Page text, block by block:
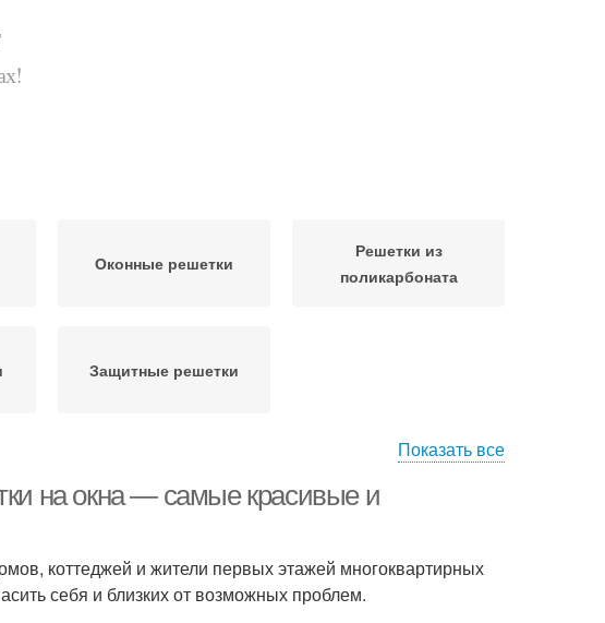
Оконные решетки
Решетки из
поликарбоната
Защитные решетки
Показать все
на окна — самые красивые и
коттеджей и жители первых этажей многоквартирных
себя и близких от возможных проблем.